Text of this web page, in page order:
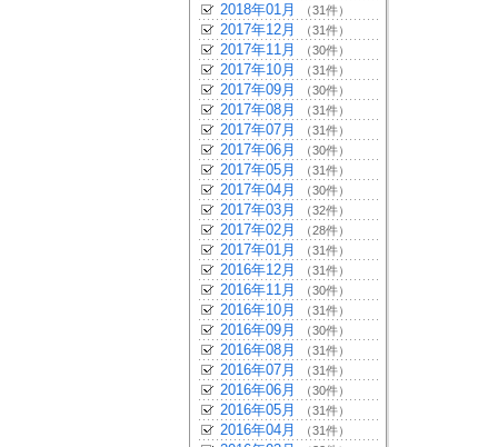
2018年01月 （31件）
2017年12月 （31件）
2017年11月 （30件）
2017年10月 （31件）
2017年09月 （30件）
2017年08月 （31件）
2017年07月 （31件）
2017年06月 （30件）
2017年05月 （31件）
2017年04月 （30件）
2017年03月 （32件）
2017年02月 （28件）
2017年01月 （31件）
2016年12月 （31件）
2016年11月 （30件）
2016年10月 （31件）
2016年09月 （30件）
2016年08月 （31件）
2016年07月 （31件）
2016年06月 （30件）
2016年05月 （31件）
2016年04月 （31件）